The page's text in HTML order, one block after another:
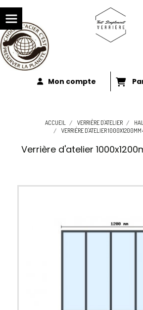
Mon compte
ACCUEIL VERRIÈRE D'ATELIER
VERRIÈRE D'ATELIER 1000X1200MM
Verrière d'atelier